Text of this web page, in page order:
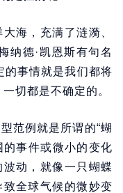
海，充满了涟漪、
纳德·凯恩斯有句名
的事情就是我们都将
切都是不确定的。
范例就是所谓的“蝴
的事件或微小的变化
动，就像一只蝴蝶
全球气候的微妙变